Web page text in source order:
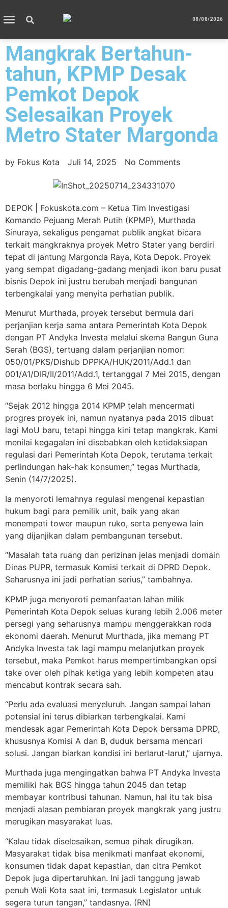
08/08/2026
Mangkrak Bertahun-
tahun, KPMP Desak
Pemkot Depok
Selesaikan Proyek
Metro Stater Margonda
by Fokus Kota Juli 14, 2025 No Comments
DEPOK | Fokuskota.com – Ketua Tim Investigasi
Komando Pejuang Merah Putih (KPMP), Murthada
Sinuraya, sekaligus pengamat publik angkat bicara
terkait mangkraknya proyek Metro Stater yang berdiri
tepat di jantung Margonda Raya, Kota Depok. Proyek
yang sempat digadang-gadang menjadi ikon baru pusat
bisnis Depok ini justru berubah menjadi bangunan
terbengkalai yang menyita perhatian publik.
Menurut Murthada, proyek tersebut bermula dari
perjanjian kerja sama antara Pemerintah Kota Depok
dengan PT Andyka Investa melalui skema Bangun Guna
Serah (BGS), tertuang dalam perjanjian nomor:
050/01/PKS/Dishub DPPKA/HUK/2011/Add.1 dan
001/A1/DIR/II/2011/Add.1, tertanggal 7 Mei 2015, dengan
masa berlaku hingga 6 Mei 2045.
“Sejak 2012 hingga 2014 KPMP telah mencermati
progres proyek ini, namun nyatanya pada 2015 dibuat
lagi MoU baru, tetapi hingga kini tetap mangkrak. Kami
menilai kegagalan ini disebabkan oleh ketidaksiapan
regulasi dari Pemerintah Kota Depok, terutama terkait
perlindungan hak-hak konsumen,” tegas Murthada,
Senin (14/7/2025).
Ia menyoroti lemahnya regulasi mengenai kepastian
hukum bagi para pemilik unit, baik yang akan
menempati tower maupun ruko, serta penyewa lain
yang dijanjikan dalam pembangunan tersebut.
“Masalah tata ruang dan perizinan jelas menjadi domain
Dinas PUPR, termasuk Komisi terkait di DPRD Depok.
Seharusnya ini jadi perhatian serius,” tambahnya.
KPMP juga menyoroti pemanfaatan lahan milik
Pemerintah Kota Depok seluas kurang lebih 2.006 meter
persegi yang seharusnya mampu menggerakkan roda
ekonomi daerah. Menurut Murthada, jika memang PT
Andyka Investa tak lagi mampu melanjutkan proyek
tersebut, maka Pemkot harus mempertimbangkan opsi
take over oleh pihak ketiga yang lebih kompeten atau
mencabut kontrak secara sah.
“Perlu ada evaluasi menyeluruh. Jangan sampai lahan
potensial ini terus dibiarkan terbengkalai. Kami
mendesak agar Pemerintah Kota Depok bersama DPRD,
khususnya Komisi A dan B, duduk bersama mencari
solusi. Jangan biarkan kondisi ini berlarut-larut,” ujarnya.
Murthada juga mengingatkan bahwa PT Andyka Investa
memiliki hak BGS hingga tahun 2045 dan tetap
membayar kontribusi tahunan. Namun, hal itu tak bisa
menjadi alasan pembiaran proyek mangkrak yang justru
merugikan masyarakat luas.
“Kalau tidak diselesaikan, semua pihak dirugikan.
Masyarakat tidak bisa menikmati manfaat ekonomi,
konsumen tidak dapat kepastian, dan citra Pemkot
Depok juga dipertaruhkan. Ini jadi tanggung jawab
penuh Wali Kota saat ini, termasuk Legislator untuk
segera turun tangan,” tandasnya. (RN)